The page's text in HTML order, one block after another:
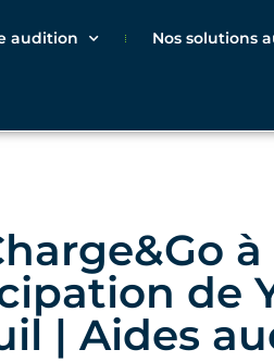
audition Nos solutions
à
de
| Aides